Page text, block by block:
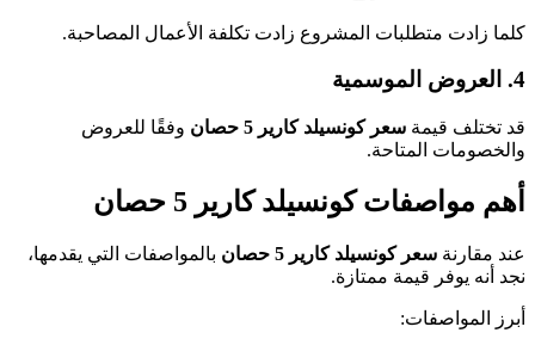
كلما زادت متطلبات المشروع زادت تكلفة الأعمال المصاحبة.
4. العروض الموسمية
قد تختلف قيمة سعر كونسيلد كارير 5 حصان
وفقًا للعروض
والخصومات المتاحة.
أهم مواصفات كونسيلد كارير 5 حصان
عند مقارنة سعر كونسيلد كارير 5 حصان
بالمواصفات التي يقدمها،
نجد أنه يوفر قيمة ممتازة.
أبرز المواصفات: